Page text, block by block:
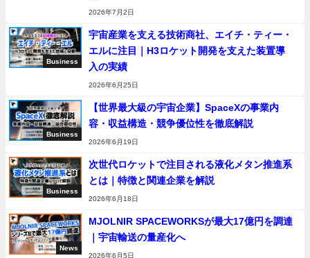
2026年7月2日
Business
宇宙産業を支える技術商社、エイチ・ティー・
エルに注目｜H3ロケット開発を支えた装置導
入の実績
2026年6月25日
Business
【世界最大級の宇宙企業】SpaceXの事業内
容・収益構造・競争優位性を徹底解説
2026年6月19日
Business
次世代ロケットで注目される液化メタン推進系
とは｜特徴と関連企業を解説
2026年6月18日
News
MJOLNIR SPACEWORKSが最大17億円を調達
｜宇宙輸送の量産化へ
2026年6月5日